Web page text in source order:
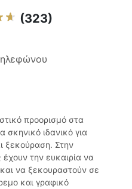
(323)
προορισμό στα
ιδανικό για
ξεκούραση. Στην
την ευκαιρία να
να ξεκουραστούν σε
και γραφικό